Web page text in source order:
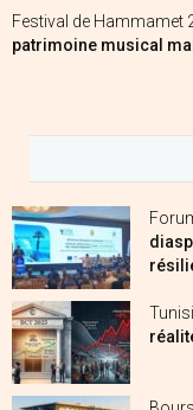
Festival de Hammamet
patrimoine musical